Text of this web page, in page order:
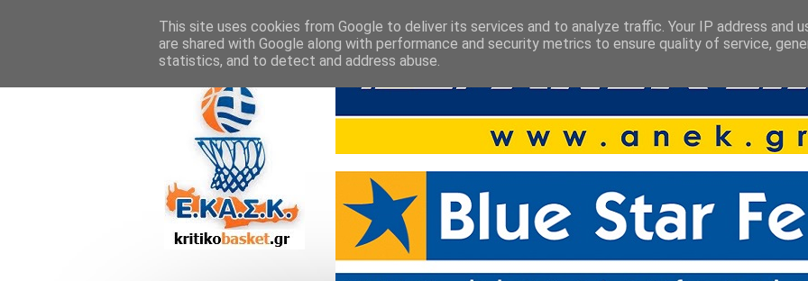
This site uses cookies from Google to deliver its services and to analyze traffic. Your IP address and
are shared with Google along with performance and security metrics to ensure quality of service,
statistics, and to detect and address abuse.